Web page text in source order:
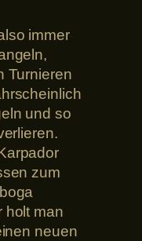
immer
Turnieren
und so
zum
holt man
neuen